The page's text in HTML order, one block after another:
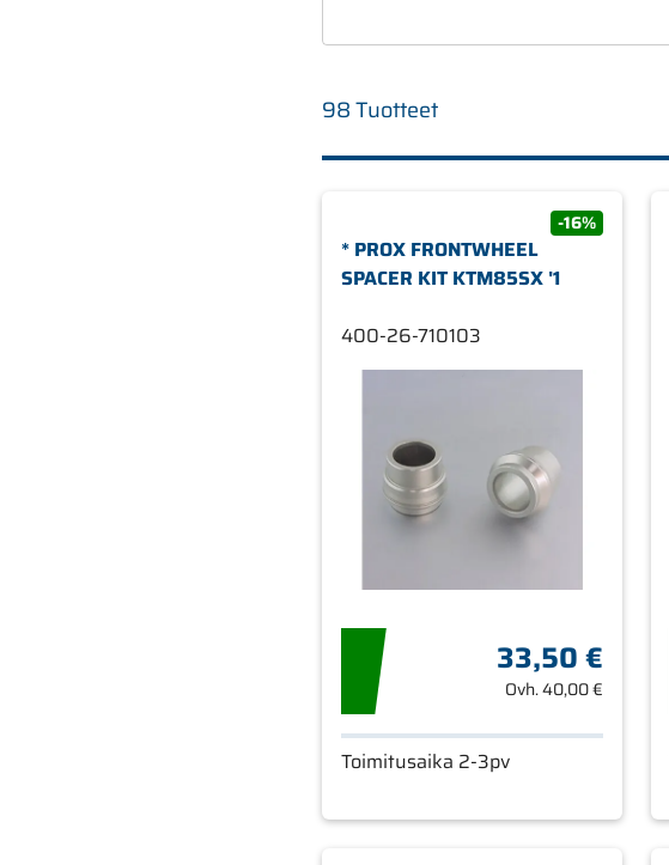
98 Tuotteet
-16%
* PROX FRONTWHEEL
SPACER KIT KTM85SX '1
400-26-710103
33,50 €
Ovh.40,00 €
Toimitusaika 2-3pv